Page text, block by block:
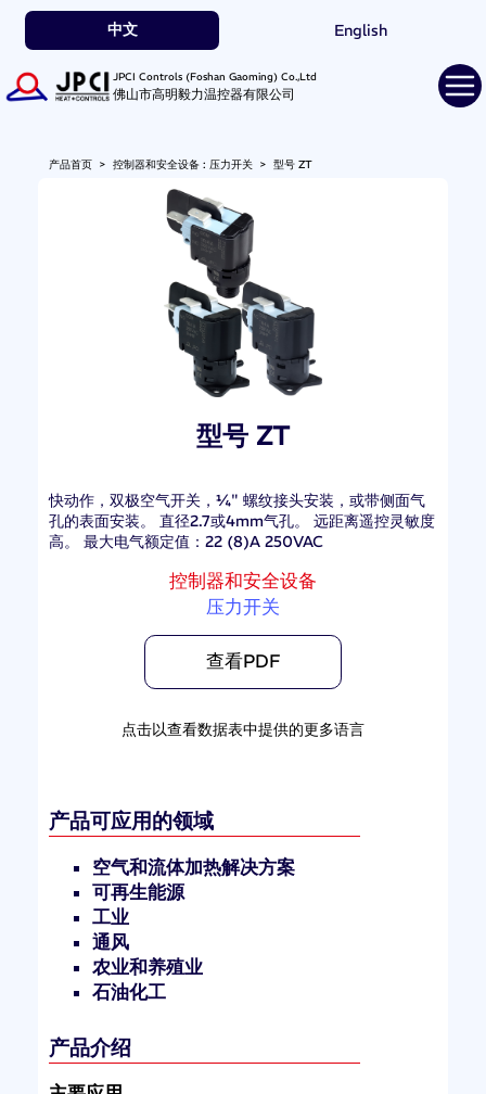
中文 English
JPCI Controls (Foshan Gaoming) Co.,Ltd
佛山市高明毅力温控器有限公司
产品首页> 控制器和安全设备 : 压力开关> 型号 ZT
型号 ZT
快动作，双极空气开关，¼" 螺纹接头安装，或带侧面气
孔的表面安装。 直径2.7或4mm气孔。 远距离遥控灵敏度
高。 最大电气额定值：22 (8)A 250VAC
控制器和安全设备
压力开关
查看PDF
点击以查看数据表中提供的更多语言
产品可应用的领域
空气和流体加热解决方案
可再生能源
工业
通风
农业和养殖业
石油化工
产品介绍